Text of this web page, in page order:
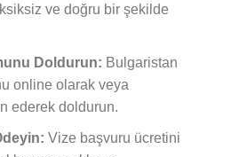
ve doğru bir şekilde
Doldurun: Bulgaristan
online olarak veya
ederek doldurun.
Vize başvuru ücretini